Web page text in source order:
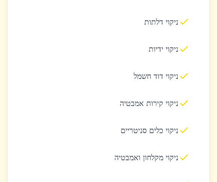
ניקוי דלתות
ניקוי ידיות
ניקוי דוד חשמל
ניקוי קירות אמבטיה
ניקוי כלים סניטריים
ניקוי מקלחון ואמבטיה